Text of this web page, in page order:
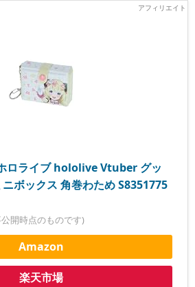
ロライブ hololive Vtuber グッ
ボックス 角巻わため S8351775
開時点のものです)
Amazon
楽天市場